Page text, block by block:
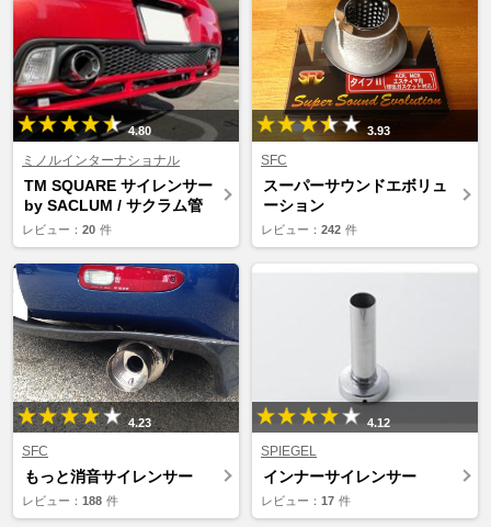
4.80
ミノルインターナショナル
TM SQUARE サイレンサー
by SACLUM / サクラム管
レビュー： 20 件
3.93
SFC
スーパーサウンドエボリュ
ーション
レビュー： 242 件
4.23
SFC
もっと消音サイレンサー
レビュー： 188 件
4.12
SPIEGEL
インナーサイレンサー
レビュー： 17 件